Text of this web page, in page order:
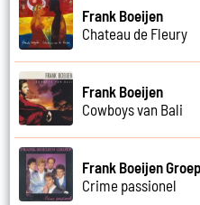
Frank Boeijen
Chateau de Fleury
Frank Boeijen
Cowboys van Bali
Frank Boeijen Groep
Crime passionel